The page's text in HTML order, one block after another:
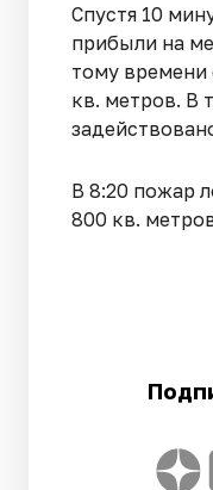
Спустя 10
прибыли на
тому времени
кв. метров. В
В 8:20 пожар
800 кв.